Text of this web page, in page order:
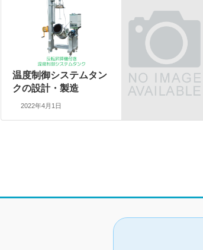
温度制御システムタン
クの設計・製造
2022年4月1日